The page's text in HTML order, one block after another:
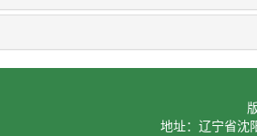
地址：辽宁省沈